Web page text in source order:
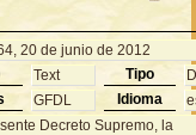
20 de junio de 2012
Text Tipo
GFDL Idioma
Decreto Supremo, la